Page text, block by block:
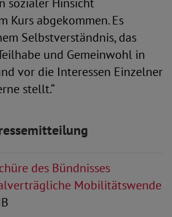
Kurs abgekommen. Es
Selbstverständnis, das
und Gemeinwohl in
vor die Interessen Einzelner
stellt.“
des Bündnisses
Mobilitätswende